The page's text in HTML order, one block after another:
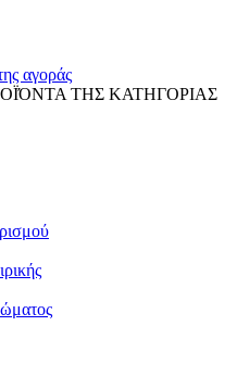
αγοράς
ΤΗΣ ΚΑΤΗΓΟΡΙΑΣ